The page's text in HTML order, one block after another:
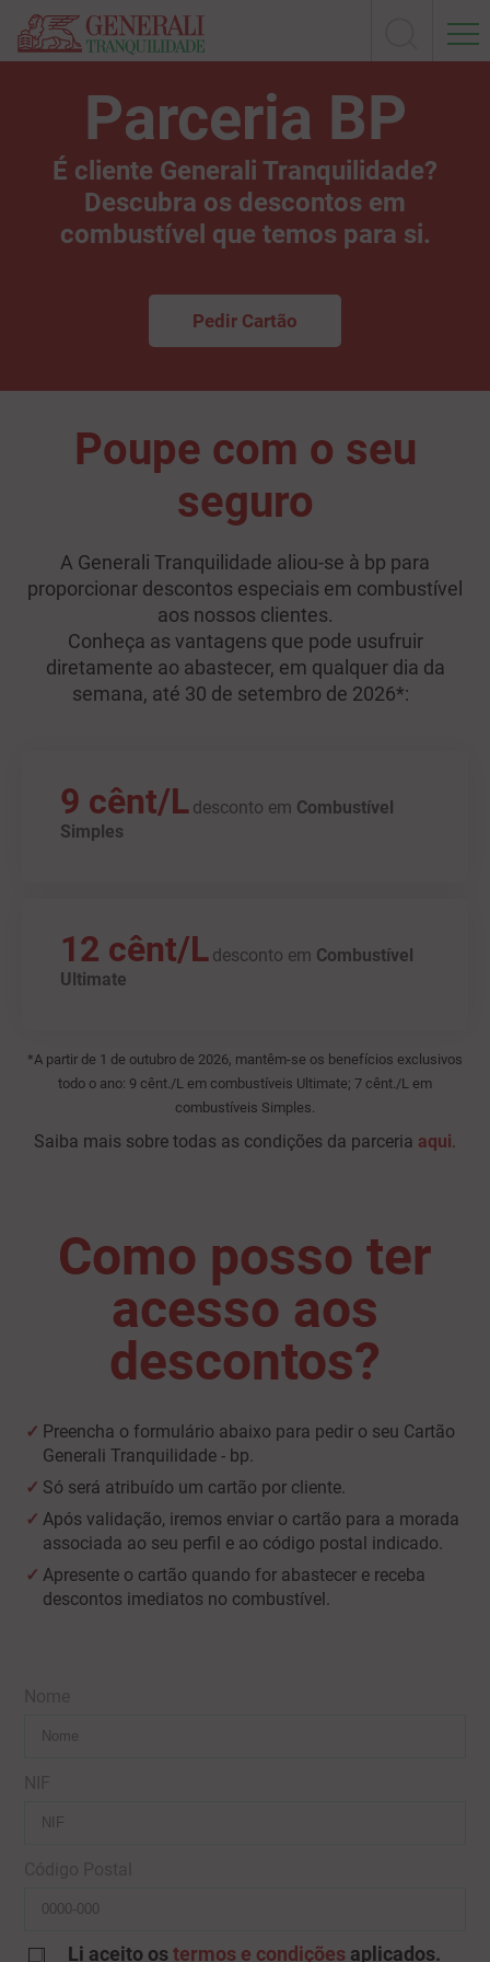
Parceria BP
É cliente Generali Tranquilidade?
Descubra os descontos em
combustível que temos para si.
Pedir Cartão
Poupe com o seu
seguro
A Generali Tranquilidade aliou-se à bp para
proporcionar descontos especiais em combustível
aos nossos clientes.
Conheça as vantagens que pode usufruir
diretamente ao abastecer, em qualquer dia da
semana, até 30 de setembro de 2026*:
9 cênt/L desconto em Combustível
Simples
12 cênt/L desconto em Combustível
Ultimate
*A partir de 1 de outubro de 2026, mantêm-se os benefícios exclusivos
todo o ano: 9 cênt./L em combustíveis Ultimate; 7 cênt./L em
combustíveis Simples.
Saiba mais sobre todas as condições da parceria aqui.
Como posso ter
acesso aos
descontos?
Preencha o formulário abaixo para pedir o seu Cartão
Generali Tranquilidade - bp.
Só será atribuído um cartão por cliente.
Após validação, iremos enviar o cartão para a morada
associada ao seu perfil e ao código postal indicado.
Apresente o cartão quando for abastecer e receba
descontos imediatos no combustível.
Li aceito ostermos e condições aplicados.